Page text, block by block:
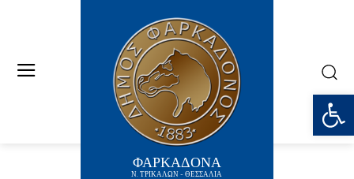
ΦΑΡΚΑΔΟΝΑ
Ν. ΤΡΙΚΑΛΩΝ - ΘΕΣΣΑΛΙΑ